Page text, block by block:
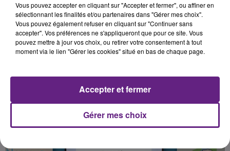
demande sur leurs territoires. Cette
nouvelle offre facilitera
notamment le déplacement entre
la métropole dijonnaise et les
Publié : 21 janvier 2025 à 17h00 par Lukas Dutaud
Vous pouvez accepter en cliquant sur "Accepter et fermer", ou affiner en
sélectionnant les finalités et/ou partenaires dans "Gérer mes choix".
Vous pouvez également refuser en cliquant sur "Continuer sans
accepter". Vos préférences ne s'appliqueront que pour ce site. Vous
pouvez mettre à jour vos choix, ou retirer votre consentement à tout
moment via le lien "Gérer les cookies" situé en bas de chaque page.
Gérer mes choix
Accepter et fermer